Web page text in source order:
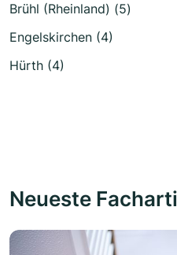
Brühl (Rheinland) (5)
Engelskirchen (4)
Hürth (4)
Neueste